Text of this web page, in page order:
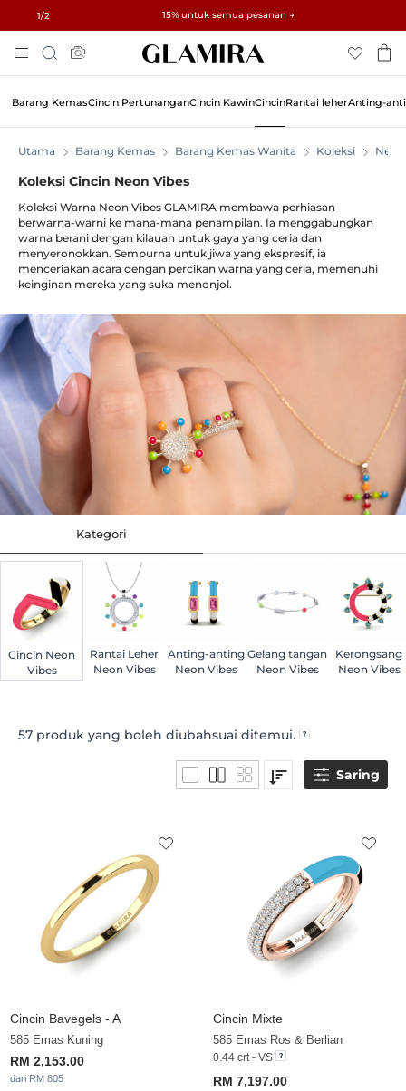
1/2 15% untuk semua pesanan →
✓ Pemulangan dalam 60 Hari ✓ Penyesuaian Saiz Percuma
To
Content
Cari
Barang KemasCincin PertunanganCincin KawinCincinRantai leherAnting-
Utama Barang Kemas Barang Kemas Wanita Koleksi
Koleksi Cincin Neon Vibes
Koleksi Warna Neon Vibes GLAMIRA membawa perhiasan
berwarna-warni ke mana-mana penampilan. Ia menggabungkan
warna berani dengan kilauan untuk gaya yang ceria dan
menyeronokkan. Sempurna untuk jiwa yang ekspresif, ia
menceriakan acara dengan percikan warna yang ceria, memenuhi
keinginan mereka yang suka menonjol.
Kategori
Cincin Neon
Vibes
Rantai Leher
Neon Vibes
Anting-anting
Neon Vibes
Gelang tangan
Neon Vibes
Kerongsang
Neon Vibes
57 produk yang boleh diubahsuai ditemui.
Saring
Cincin Bavegels - A
585 Emas Kuning
RM 2,153.00
dari RM 805
Cincin Mixte
585 Emas Ros & Berlian
0.44 crt - VS
RM 7,197.00